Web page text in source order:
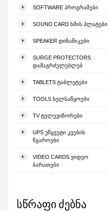
SOFTWARE ᲞᲠᲝᲒᲠᲐᲛᲔᲑᲘ
SOUND CARD ᲮᲛᲘᲡ ᲞᲚᲐᲢᲔᲑᲘ
SPEAKER ᲓᲘᲜᲐᲛᲘᲙᲔᲑᲘ
SURGE PROTECTORS
ᲓᲐᲛᲐᲒᲠᲫᲔᲚᲔᲑᲚᲔᲑ
TABLETS ᲢᲐᲑᲚᲔᲢᲔᲑᲘ
TOOLS ᲮᲔᲚᲡᲐᲬᲧᲝᲔᲑᲘ
TV ᲢᲔᲚᲔᲕᲘᲖᲝᲠᲔᲑᲘ
UPS ᲣᲬᲧᲕᲔᲢᲘ ᲙᲕᲔᲑᲘᲡ
ᲬᲧᲐᲠᲝᲔᲑᲘ
VIDEO CARDS ᲕᲘᲓᲔᲝ
ᲑᲐᲠᲐᲗᲔᲑᲘ
სწრაფი ძებნა